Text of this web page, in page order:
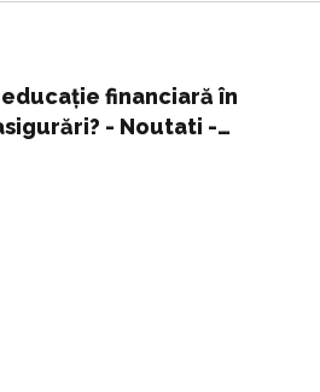
financiară în
- Noutati -